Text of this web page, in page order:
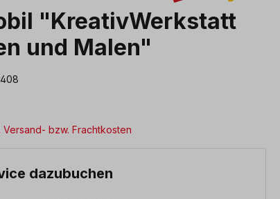
"KreativWerkstatt
und Malen"
Versand- bzw. Frachtkosten
dazubuchen